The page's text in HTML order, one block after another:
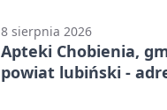
8 sierpnia 2026
Apteki Chobienia,
powiat lubiński -